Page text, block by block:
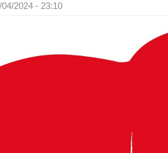
2024 - 23:10